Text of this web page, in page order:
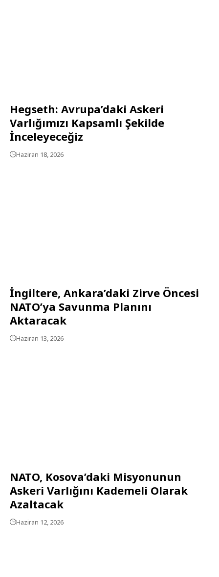
Hegseth: Avrupa’daki Askeri
Varlığımızı Kapsamlı Şekilde
İnceleyeceğiz
Haziran 18, 2026
İngiltere, Ankara’daki Zirve Öncesi
NATO’ya Savunma Planını
Aktaracak
Haziran 13, 2026
NATO, Kosova’daki Misyonunun
Askeri Varlığını Kademeli Olarak
Azaltacak
Haziran 12, 2026